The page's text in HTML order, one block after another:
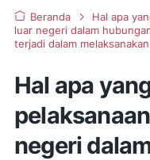
Beranda
Hal apa
luar negeri dalam
terjadi dalam
Hal apa
negeri